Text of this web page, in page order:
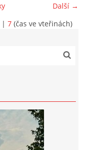
Další →
| 7 (čas ve vteřinách)